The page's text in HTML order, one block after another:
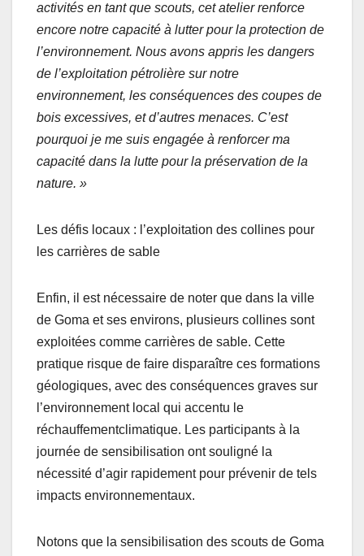
activités en tant que scouts, cet atelier renforce
encore notre capacité à lutter pour la protection de
l’environnement. Nous avons appris les dangers
de l’exploitation pétrolière sur notre
environnement, les conséquences des coupes de
bois excessives, et d’autres menaces. C’est
pourquoi je me suis engagée à renforcer ma
capacité dans la lutte pour la préservation de la
nature. »
Les défis locaux : l’exploitation des collines pour
les carrières de sable
Enfin, il est nécessaire de noter que dans la ville
de Goma et ses environs, plusieurs collines sont
exploitées comme carrières de sable. Cette
pratique risque de faire disparaître ces formations
géologiques, avec des conséquences graves sur
l’environnement local qui accentu le
réchauffementclimatique. Les participants à la
journée de sensibilisation ont souligné la
nécessité d’agir rapidement pour prévenir de tels
impacts environnementaux.
Notons que la sensibilisation des scouts de Goma